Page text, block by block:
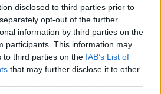
disclosed to third parties prior to
opt-out of the further
information by third parties on the
participants. This information may
to third parties on the IAB’s List of
that may further disclose it to other
que sercrecer y disfrutar
, disfrutar de la GP25, ser
momento por el que hemos
la relación privilegiada
y al final del año, haremos
cómo nos fue!, razonó